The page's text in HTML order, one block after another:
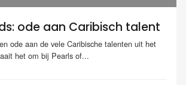
ode aan Caribisch talent
ode aan de vele Caribische talenten uit het
het om bij Pearls of...